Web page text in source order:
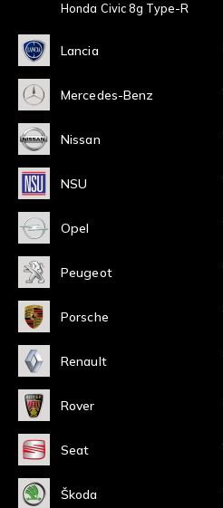
Honda Civic 8g Type-R
Lancia
Mercedes-Benz
Nissan
NSU
Opel
Peugeot
Porsche
Renault
Rover
Seat
Škoda